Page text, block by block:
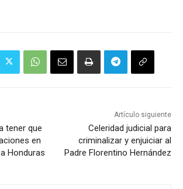
tener que
en
Honduras
Artículo siguiente
Celeridad judicial para
criminalizar y enjuiciar al
Padre Florentino Hernández